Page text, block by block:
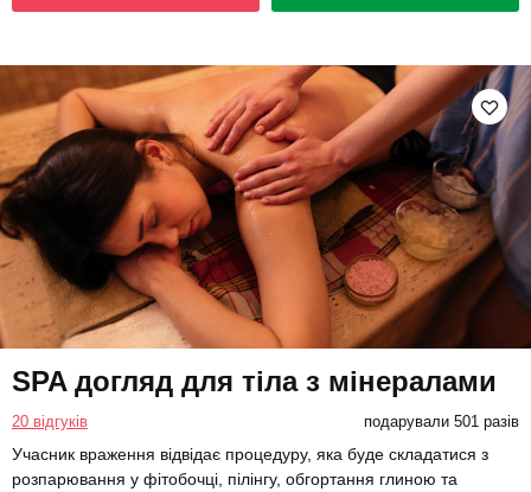
SPA догляд для тіла з мінералами
20 відгуків подарували 501 разів
Учасник враження відвідає процедуру, яка буде складатися з
розпарювання у фітобочці, пілінгу, обгортання глиною та